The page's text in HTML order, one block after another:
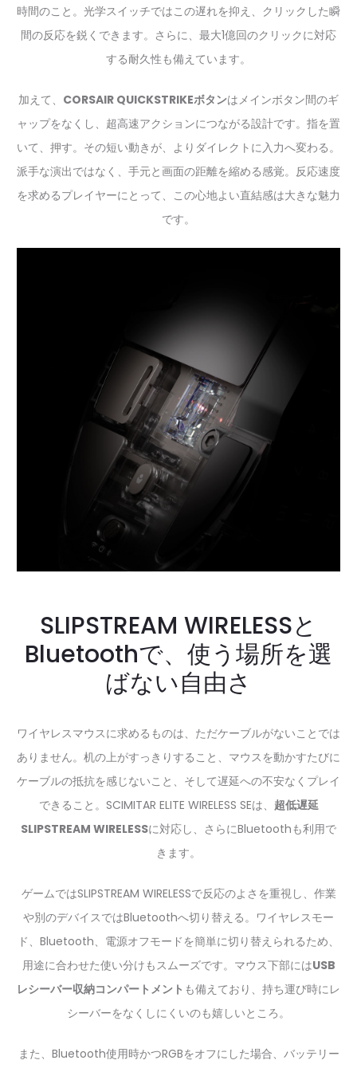
時間のこと。光学スイッチではこの遅れを抑え、クリックした瞬
間の反応を鋭くできます。さらに、最大1億回のクリックに対応
する耐久性も備えています。
加えて、 CORSAIR QUICKSTRIKEボタンはメインボタン間のギ
ャップをなくし、超高速アクションにつながる設計です。指を置
いて、押す。その短い動きが、よりダイレクトに入力へ変わる。
派手な演出ではなく、手元と画面の距離を縮める感覚。反応速度
を求めるプレイヤーにとって、この心地よい直結感は大きな魅力
です。
SLIPSTREAM WIRELESSと
Bluetoothで、使う場所を選
ばない自由さ
ワイヤレスマウスに求めるものは、ただケーブルがないことでは
ありません。机の上がすっきりすること、マウスを動かすたびに
ケーブルの抵抗を感じないこと、そして遅延への不安なくプレイ
できること。SCIMITAR ELITE WIRELESS SEは、 超低遅延
SLIPSTREAM WIRELESSに対応し、さらにBluetoothも利用で
きます。
ゲームではSLIPSTREAM WIRELESSで反応のよさを重視し、作業
や別のデバイスではBluetoothへ切り替える。ワイヤレスモー
ド、Bluetooth、電源オフモードを簡単に切り替えられるため、
用途に合わせた使い分けもスムーズです。マウス下部にはUSB
レシーバー収納コンパートメント も備えており、持ち運び時にレ
シーバーをなくしにくいのも嬉しいところ。
また、Bluetooth使用時かつRGBをオフにした場合、バッテリー